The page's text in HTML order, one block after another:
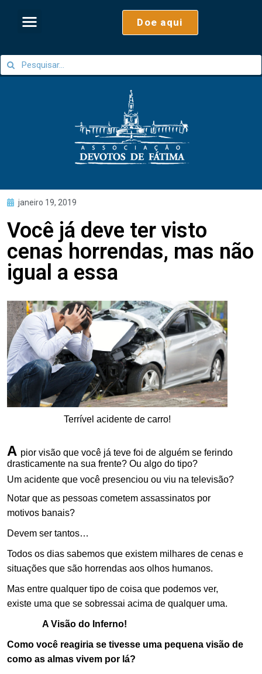
Doe aqui
janeiro 19, 2019
Você já deve ter visto
cenas horrendas, mas não
igual a essa
Terrível acidente de carro!
A pior visão que você já teve foi de a lguém se ferindo
drasticamente na sua frente? Ou algo do tipo?
Um acidente que você presenciou ou viu na televisão?
Notar que as pessoas cometem assassinatos por
motivos banais?
Devem ser tantos…
Todos os dias sabemos que existem milhares de cenas e
situações que são horrendas aos olhos humanos.
Mas entre qualquer tipo de coisa que podemos ver,
existe uma que se sobressai acima de qualquer uma.
A Visão do Inferno!
Como você reagiria se tivesse uma pequena visão de
como as almas vivem por lá?